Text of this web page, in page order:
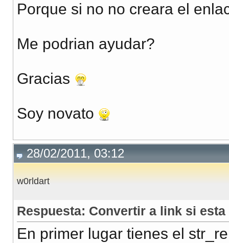
Porque si no no creara el
Me podrian ayudar?
Gracias
Soy novato
28/02/2011, 03:12
w0rldart
Respuesta: Convertir a link si
En primer lugar tienes el